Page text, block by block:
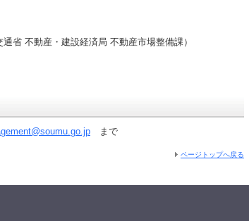
通省 不動産・建設経済局 不動産市場整備課）
まで
ページトップへ戻る